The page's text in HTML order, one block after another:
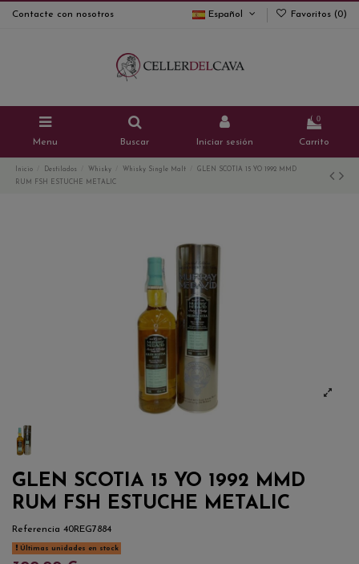
Contacte con nosotros Español Favoritos (0)
Menu Buscar Iniciar sesión
0
Carrito
Inicio Destilados Whisky Whisky Single Malt
GLEN SCOTIA 15 YO 1992 MMD
RUM FSH ESTUCHE METALIC
GLEN SCOTIA 15 YO 1992 MMD
RUM FSH ESTUCHE METALIC
Referencia 40REG7884
Últimas unidades en stock